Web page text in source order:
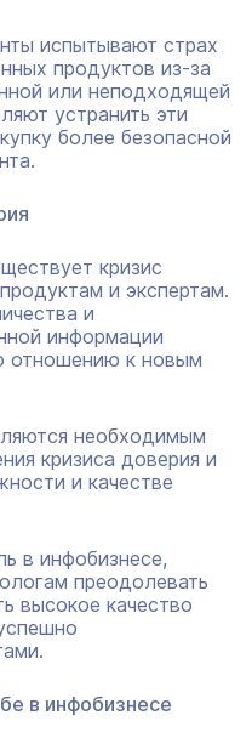
испытывают страх
продуктов из-за
или неподходящей
устранить эти
более безопасной
кризис
и экспертам.
и
информации
отношению к новым
необходимым
кризиса доверия и
и качестве
в инфобизнесе,
преодолевать
высокое качество
в инфобизнесе